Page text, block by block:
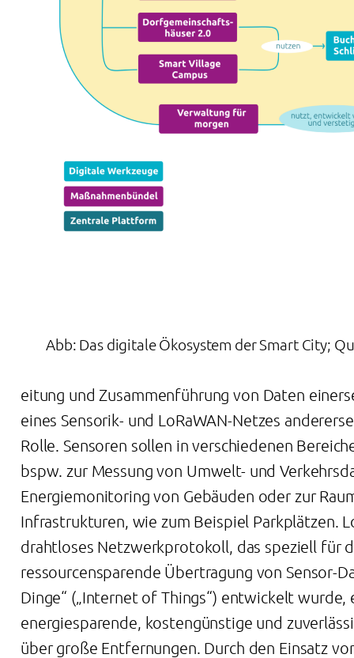
Abb: Das digitale Ökosystem der Smart City;
eitung und Zusammenführung von Daten
eines Sensorik- und LoRaWAN-Netzes
Rolle. Sensoren sollen in verschiedenen
bspw. zur Messung von Umwelt- und
Energiemonitoring von Gebäuden oder zur
Infrastrukturen, wie zum Beispiel Parkplätzen.
drahtloses Netzwerkprotokoll, das speziell für
ressourcensparende Übertragung von Sensor-
Dinge“ („Internet of Things“) entwickelt
energiesparende, kostengünstige und
über große Entfernungen. Durch den Einsatz